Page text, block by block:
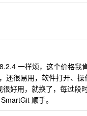
一样烦，这个价格我
很易用，软件打开、操
好用，就换了，每过段
顺手。